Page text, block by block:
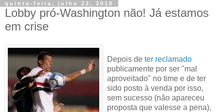
quinta-feira, julho 22, 2010
Lobby pró-Washington não! Já estamos
em crise
Depois de ter reclamado
publicamente por ser "mal
aproveitado" no time e de ter
sido posto à venda por isso,
sem sucesso (não apareceu
proposta que valesse a pena),